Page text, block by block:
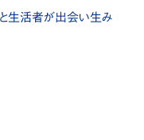
生活者が出会い生み